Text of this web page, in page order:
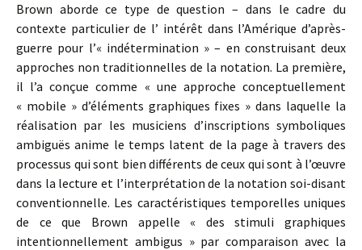
Brown aborde ce type de question – dans le cadre du
contexte particulier de l’ intérêt dans l’Amérique d’après-
guerre pour l’« indétermination » – en construisant deux
approches non traditionnelles de la notation. La première,
il l’a conçue comme « une approche conceptuellement
« mobile » d’éléments graphiques fixes » dans laquelle la
réalisation par les musiciens d’inscriptions symboliques
ambiguës anime le temps latent de la page à travers des
processus qui sont bien différents de ceux qui sont à l’œuvre
dans la lecture et l’interprétation de la notation soi-disant
conventionnelle. Les caractéristiques temporelles uniques
de ce que Brown appelle « des stimuli graphiques
intentionnellement ambigus » par comparaison avec la